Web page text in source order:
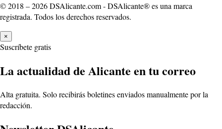
© 2018 – 2026 DSAlicante.com - DSAlicante® es una marca
registrada. Todos los derechos reservados.
×
Suscríbete gratis
La actualidad de Alicante en tu correo
Alta gratuita. Solo recibirás boletines enviados manualmente por la
redacción.